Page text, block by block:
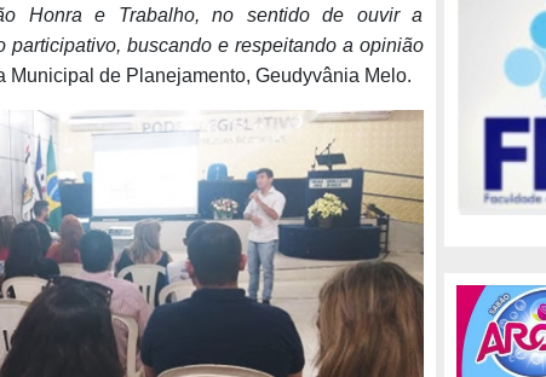
Honra e Trabalho, no sentido de ouvir a
participativo, buscando e respeitando a opinião
Municipal de Planejamento, Geudyvânia Melo.